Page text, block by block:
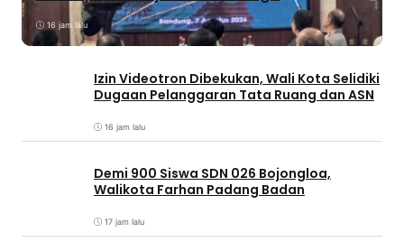
16 jam lalu
Izin Videotron Dibekukan, Wali Kota Selidiki
Dugaan Pelanggaran Tata Ruang dan ASN
16 jam lalu
Demi 900 Siswa SDN 026 Bojongloa,
Walikota Farhan Padang Badan
17 jam lalu